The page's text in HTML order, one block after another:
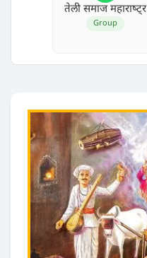
तेली समाज महाराष्‍ट्र
Group